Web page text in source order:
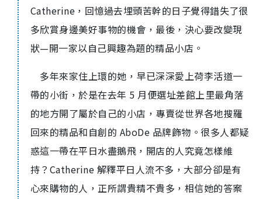
Catherine，回憶過去埋頭苦幹的日子覺得錯失了很
多欣賞身邊美好事物的機會，最後，決心要改變現
狀—開一家以自己興趣為題的精品小店。
多年來家住上環的她，早已深深愛上荷李活道一
帶的小街，於是在去年 5 月便選址差館上里最角落
的地方開了屬於自己的小店，專賣從世界各地搜羅
回來的精品和自創的 AboDe 品牌飾物。很多人都疑
惑這一帶在平日水盡鵝飛，開店的人究竟怎樣維
持？Catherine 解釋平日人流不多，大部分卻是有
心來購物的人，正所謂貴精不貴多，相信她的答案